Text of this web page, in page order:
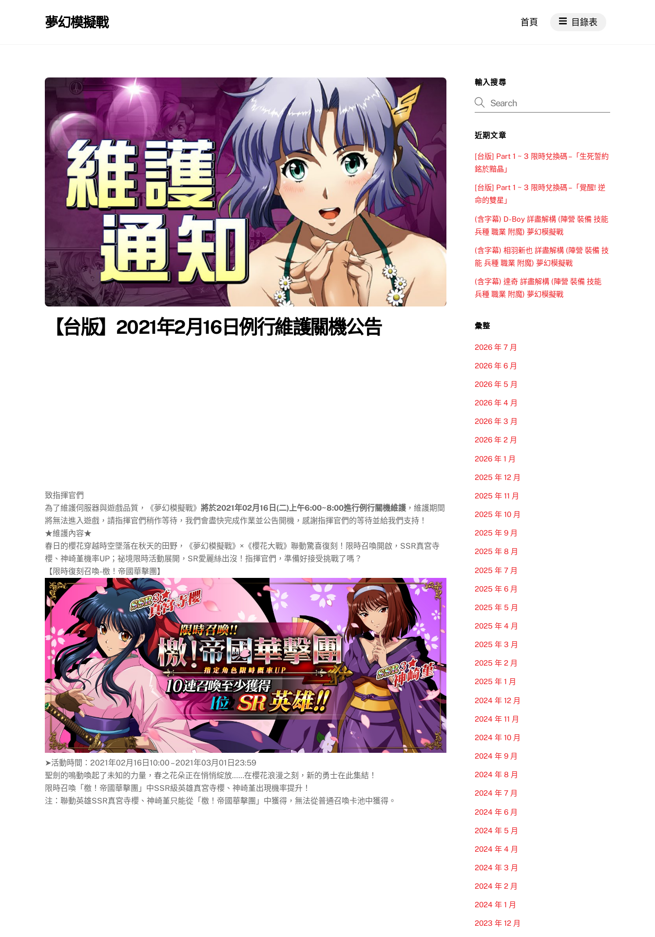
夢幻模擬戰 首頁 目錄表
【台版】2021年2月16日例行維護關機公告
致指揮官們
為了維護伺服器與遊戲品質，《夢幻模擬戰》 將於2021年02月16日(二)上午6:00~8:00進行例行關機維護 ，維護期間
將無法進入遊戲，請指揮官們稍作等待，我們會盡快完成作業並公告開機，感謝指揮官們的等待並給我們支持！
★維護內容★
春日的櫻花穿越時空墜落在秋天的田野，《夢幻模擬戰》×《櫻花大戰》聯動驚喜復刻！限時召喚開啟，SSR真宮寺
櫻、神崎堇機率UP；祕境限時活動展開，SR愛麗絲出沒！指揮官們，準備好接受挑戰了嗎？
【限時復刻召喚-檄！帝國華擊團】
➤活動時間：2021年02月16日10:00 – 2021年03月01日23:59
聖劍的鳴動喚起了未知的力量，春之花朵正在悄悄綻放……在櫻花浪漫之刻，新的勇士在此集結！
限時召喚「檄！帝國華擊團」中SSR級英雄真宮寺櫻、神崎堇出現機率提升！
注：聯動英雄SSR真宮寺櫻、神崎堇只能從「檄！帝國華擊團」中獲得，無法從普通召喚卡池中獲得。
輸入搜尋
近期文章
[台版] Part 1 ~ 3 限時兌換碼 –「生死誓約
銘於黯晶」
[台版] Part 1 ~ 3 限時兌換碼 –「覺醒! 逆
命的雙星」
(含字幕) D-Boy 詳盡解構 (陣營 裝備 技能
兵種 職業 附魔) 夢幻模擬戰
(含字幕) 相羽新也 詳盡解構 (陣營 裝備 技
能 兵種 職業 附魔) 夢幻模擬戰
(含字幕) 達奇 詳盡解構 (陣營 裝備 技能
兵種 職業 附魔) 夢幻模擬戰
彙整
2026 年 7 月
2026 年 6 月
2026 年 5 月
2026 年 4 月
2026 年 3 月
2026 年 2 月
2026 年 1 月
2025 年 12 月
2025 年 11 月
2025 年 10 月
2025 年 9 月
2025 年 8 月
2025 年 7 月
2025 年 6 月
2025 年 5 月
2025 年 4 月
2025 年 3 月
2025 年 2 月
2025 年 1 月
2024 年 12 月
2024 年 11 月
2024 年 10 月
2024 年 9 月
2024 年 8 月
2024 年 7 月
2024 年 6 月
2024 年 5 月
2024 年 4 月
2024 年 3 月
2024 年 2 月
2024 年 1 月
2023 年 12 月